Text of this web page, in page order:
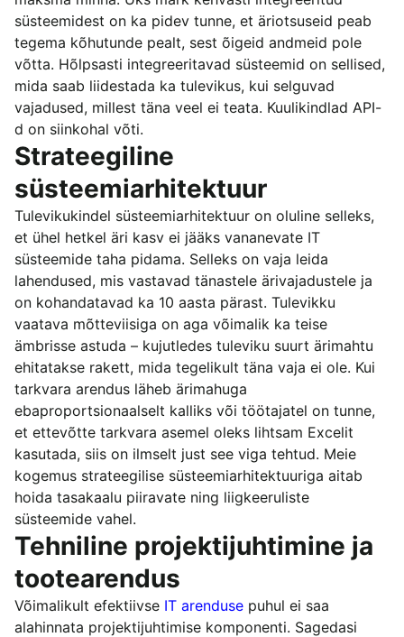
süsteemidest on ka pidev tunne, et äriotsuseid peab
tegema kõhutunde pealt, sest õigeid andmeid pole
võtta. Hõlpsasti integreeritavad süsteemid on sellised,
mida saab liidestada ka tulevikus, kui selguvad
vajadused, millest täna veel ei teata. Kuulikindlad API-
d on siinkohal võti.
Strateegiline
süsteemiarhitektuur
Tulevikukindel süsteemiarhitektuur on oluline selleks,
et ühel hetkel äri kasv ei jääks vananevate IT
süsteemide taha pidama. Selleks on vaja leida
lahendused, mis vastavad tänastele ärivajadustele ja
on kohandatavad ka 10 aasta pärast. Tulevikku
vaatava mõtteviisiga on aga võimalik ka teise
ämbrisse astuda – kujutledes tuleviku suurt ärimahtu
ehitatakse rakett, mida tegelikult täna vaja ei ole. Kui
tarkvara arendus läheb ärimahuga
ebaproportsionaalselt kalliks või töötajatel on tunne,
et ettevõtte tarkvara asemel oleks lihtsam Excelit
kasutada, siis on ilmselt just see viga tehtud. Meie
kogemus strateegilise süsteemiarhitektuuriga aitab
hoida tasakaalu piiravate ning liigkeeruliste
süsteemide vahel.
Tehniline projektijuhtimine ja
tootearendus
Võimalikult efektiivse IT arenduse puhul ei saa
alahinnata projektijuhtimise komponenti. Sagedasi